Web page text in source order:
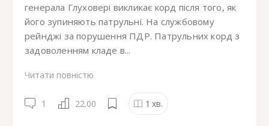
генерала Глуховері викликає корд після того, як
його зупиняють патрульні. На службовому
рейнджі за порушення ПДР. Патрульних корд з
задоволенням кладе в...
Читати повністю
1 22.00 1 хв.